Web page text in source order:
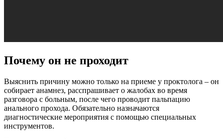
Почему он не проходит
Выяснить причину можно только на приеме у проктолога – он
собирает анамнез, расспрашивает о жалобах во время
разговора с больным, после чего проводит пальпацию
анального прохода. Обязательно назначаются
диагностические мероприятия с помощью специальных
инструментов.